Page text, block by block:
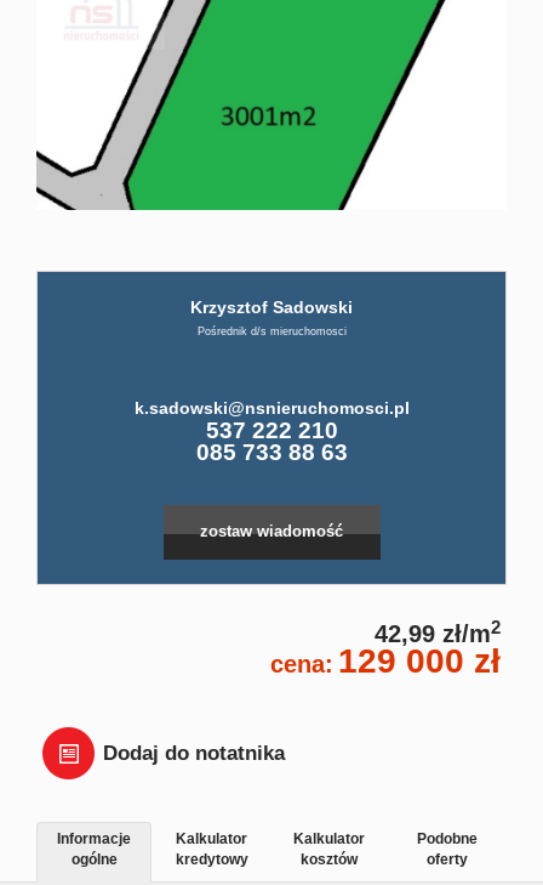
Krzysztof Sadowski
Pośrednik d/s mieruchomosci
k.sadowski@nsnieruchomosci.pl
537 222 210
085 733 88 63
zostaw wiadomość
42,99 zł/m2
cena: 129 000 zł
Dodaj do notatnika
Informacje
ogólne
Kalkulator
kredytowy
Kalkulator
kosztów
Podobne
oferty